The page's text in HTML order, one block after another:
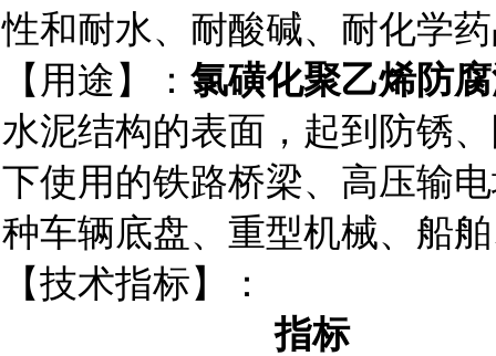
性和耐水、耐酸碱、耐化学
【用途】： 氯磺化聚乙烯防
水泥结构的表面，起到防锈
下使用的铁路桥梁、高压输
种车辆底盘、重型机械、船
【技术指标】：
指标